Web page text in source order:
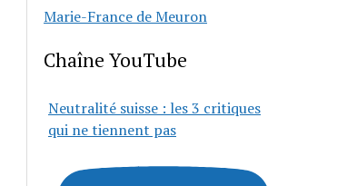
Marie-France de Meuron
Chaîne YouTube
Neutralité suisse : les 3 critiques
qui ne tiennent pas